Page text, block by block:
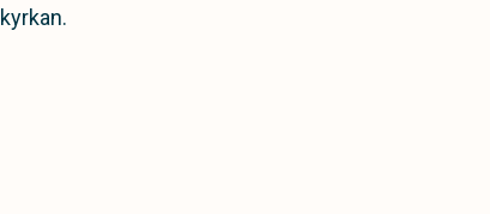
kyrkan.